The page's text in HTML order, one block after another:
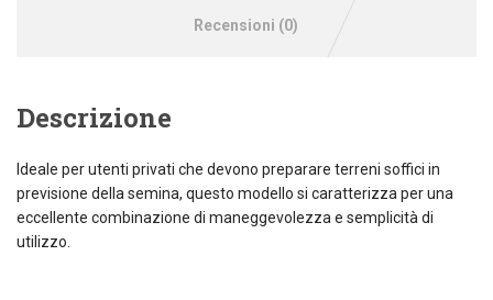
Recensioni (0)
Descrizione
Ideale per utenti privati che devono preparare terreni soffici in
previsione della semina, questo modello si caratterizza per una
eccellente combinazione di maneggevolezza e semplicità di
utilizzo.